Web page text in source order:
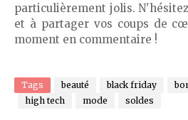
particulièrement jolis.
et à partager vos coups de
moment en commentaire !
Tags beauté black friday
high tech
mode soldes